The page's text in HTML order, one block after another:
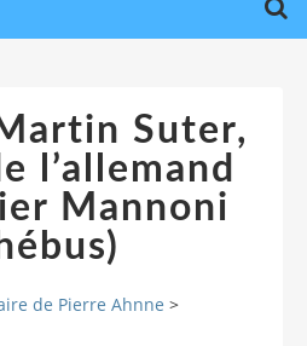
Suter,
l’allemand
Mannoni
de Pierre Ahnne >